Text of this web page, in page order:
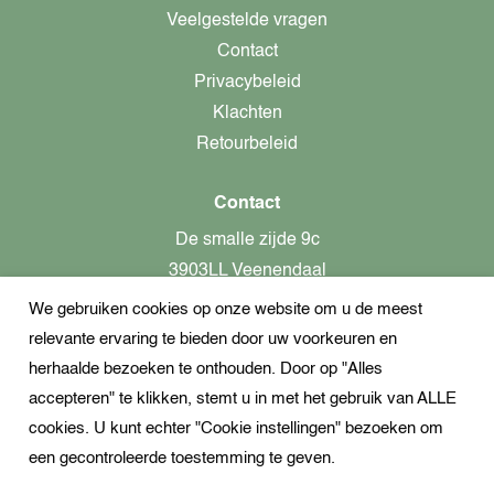
Veelgestelde vragen
Contact
Privacybeleid
Klachten
Retourbeleid
Contact
De smalle zijde 9c
3903LL Veenendaal
alleen op afspraak aanwezig!
KvK-nummer: 82366799
Btw-nummer: nl862437301B01
We gebruiken cookies op onze website om u de meest
relevante ervaring te bieden door uw voorkeuren en
herhaalde bezoeken te onthouden. Door op "Alles
accepteren" te klikken, stemt u in met het gebruik van ALLE
cookies. U kunt echter "Cookie instellingen" bezoeken om
een gecontroleerde toestemming te geven.